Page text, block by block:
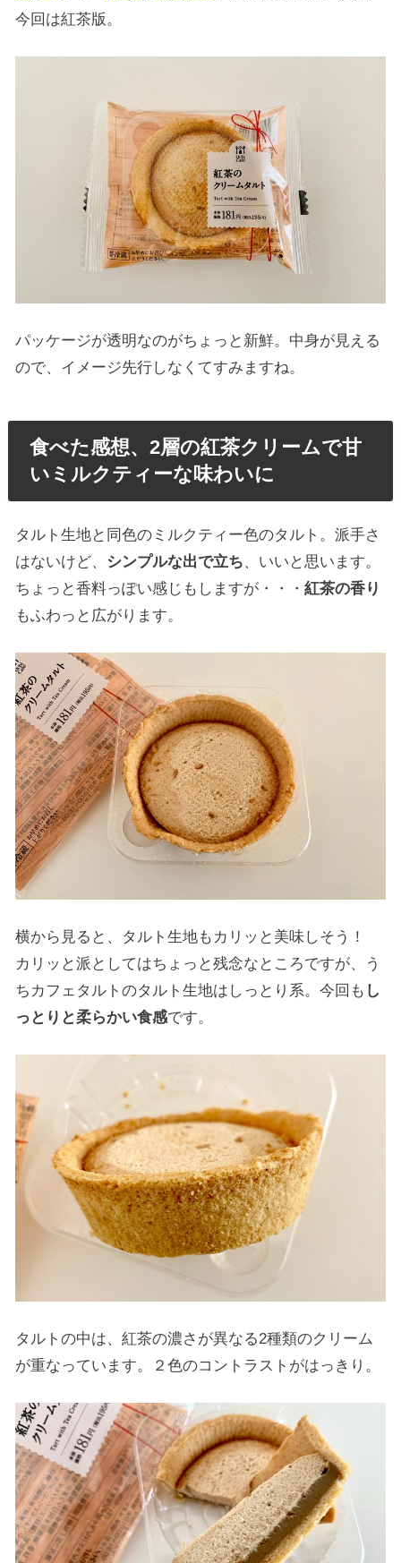
今回は紅茶版。
パッケージが透明なのがちょっと新鮮。中身が見える
ので、イメージ先行しなくてすみますね。
食べた感想、2層の紅茶クリームで甘
いミルクティーな味わいに
タルト生地と同色のミルクティー色のタルト。派手さ
はないけど、 シンプルな出で立ち、いいと思います。
ちょっと香料っぽい感じもしますが・・・紅茶の香り
もふわっと広がります。
横から見ると、タルト生地もカリッと美味しそう！
カリッと派としてはちょっと残念なところですが、う
ちカフェタルトのタルト生地はしっとり系。今回も し
っとりと柔らかい食感です。
タルトの中は、紅茶の濃さが異なる2種類のクリーム
が重なっています。２色のコントラストがはっきり。